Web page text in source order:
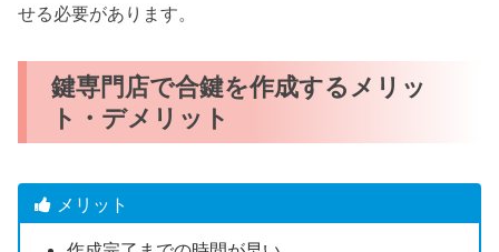
せる必要があります。
鍵専門店で合鍵を作成するメリッ
ト・デメリット
メリット